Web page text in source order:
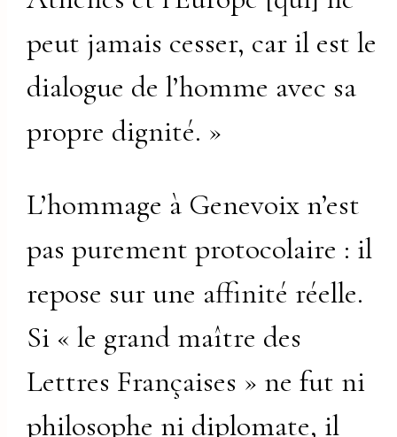
peut jamais cesser, car il est le
dialogue de l’homme avec sa
propre dignité. »
L’hommage à Genevoix n’est
pas purement protocolaire : il
repose sur une affinité réelle.
Si « le grand maître des
Lettres Françaises » ne fut ni
philosophe ni diplomate, il